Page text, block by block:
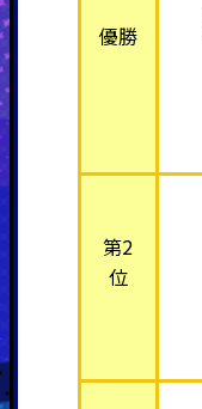
優勝
第2
位